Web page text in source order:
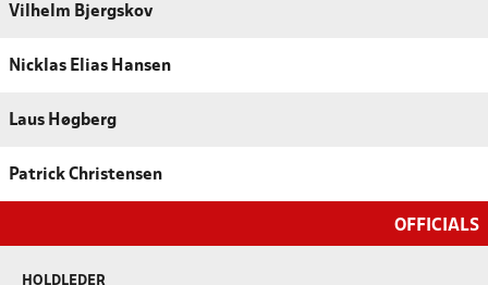
Vilhelm Bjergskov
Nicklas Elias Hansen
Laus Høgberg
Patrick Christensen
OFFICIALS
HOLDLEDER